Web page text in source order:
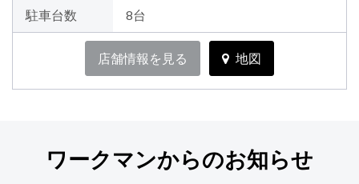
駐車台数 8台
店舗情報を見る 地図
ワークマンからのお知らせ